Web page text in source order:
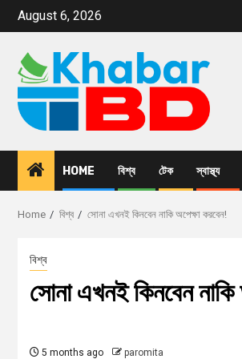
August 6, 2026
HOME বিশ্ব টেক স্বাস্থ্য
Home বিশ্ব সোনা এখনই কিনবেন নাকি অপেক্ষা করবেন!
বিশ্ব
সোনা এখনই কিনবেন
5 months ago paromita